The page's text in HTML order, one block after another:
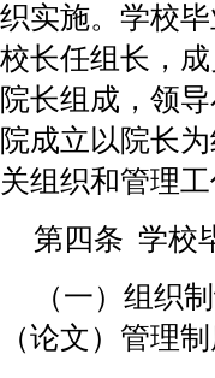
织实施。学校
校长任组长，
院长组成，领
院成立以院长
关组织和管理
第四条 学校
（一）组织
（论文）管理制